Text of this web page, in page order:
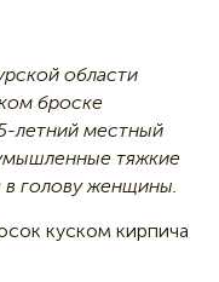
области
броске
летний местный
тяжкие
голову женщины.